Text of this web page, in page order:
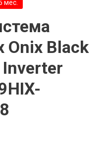
мес.
Onix Black
Inverter